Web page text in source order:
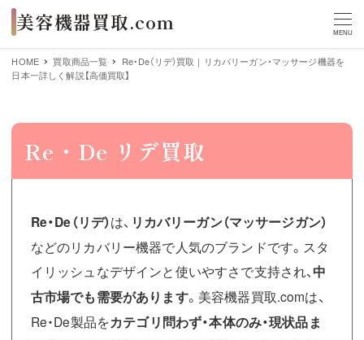
MENU
HOME 買取商品一覧
Re・De（リデ）買取｜リカバリーガン・マッサージ機器を
日本一詳しく解説【高価買取】
Re・De リデ買取
Re・De（リデ）は、 リカバリーガン（マッサージガン）
などのリカバリー機器で人気のブランドです。スタ
イリッシュなデザインと使いやすさで支持され、 中
古市場でも需要があります。美容機器買取.comは、
Re・De製品をカテゴリ問わず・本体のみ・現状品ま